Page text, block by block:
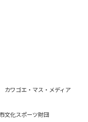
ワゴエ・マス・メディア
文化スポーツ財団